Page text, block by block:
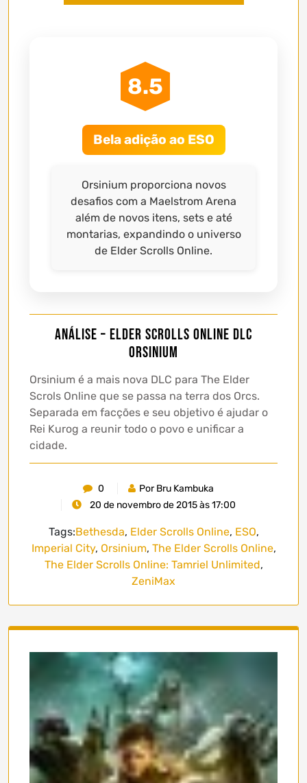
8.5
Bela adição ao ESO
Orsinium proporciona novos
desafios com a Maelstrom Arena
além de novos itens, sets e até
montarias, expandindo o universo
de Elder Scrolls Online.
Análise – Elder Scrolls Online DLC
Orsinium
Orsinium é a mais nova DLC para The Elder
Scrols Online que se passa na terra dos Orcs.
Separada em facções e seu objetivo é ajudar o
Rei Kurog a reunir todo o povo e unificar a
cidade.
0
Por Bru Kambuka
20 de novembro de 2015 às 17:00
Tags:Bethesda, Elder Scrolls Online, ESO,
Imperial City, Orsinium, The Elder Scrolls Online,
The Elder Scrolls Online: Tamriel Unlimited,
ZeniMax